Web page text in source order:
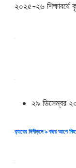
২০২৫-২৬ শিক্ষাবর্ষে
২৯ ডিসেম্বর
র‌্যাবের নিপীড়নে ৯ বছর আগে